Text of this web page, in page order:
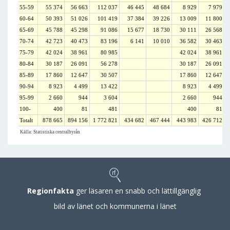
55-59 55 374 56 663 112 037 46 445 48 684 8 929
7 979
60-64
50 393 51 026 101 419 37 384 39 226 13 009
11 800
65-69
45 788 45 298 91 086 15 677 18 730 30 111
26 568
70-74
42 723 40 473 83 196 6 141 10 010 36 582
30 463
75-79
42 024 38 961 80 985 42 024
38 961
80-84
30 187 26 091 56 278 30 187
26 091
85-89
17 860 12 647 30 507 17 860
12 647
90-94
8 923 4 499 13 422 8 923
4 499
95-99
2 660 944 3 604 2 660
944
100-
400 81 481 400
81
Totalt
878 665 894 156 1 772 821 434 682 467 444 443 983 426 712
Källa: Statistiska centralbyrån
Regionfakta ger läsaren en snabb och lättillgänglig
bild av länet och kommunerna i länet